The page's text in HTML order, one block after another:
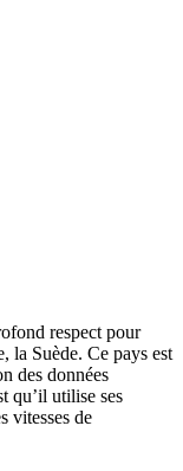
respect pour
la Suède. Ce pays est
des données
qu’il utilise ses
vitesses de